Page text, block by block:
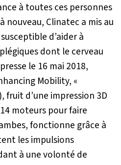
à toutes ces personnes
nouveau, Clinatec a mis au
d’aider à
dont le cerveau
le 16 mai 2018,
Mobility, «
fruit d’une impression 3D
moteurs pour faire
fonctionne grâce à
les impulsions
à une volonté de